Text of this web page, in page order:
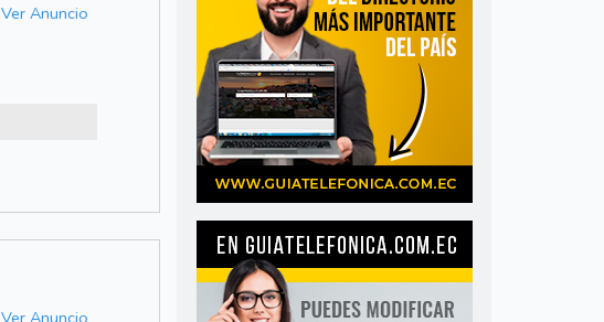
Ver Anuncio
Ver Anuncio